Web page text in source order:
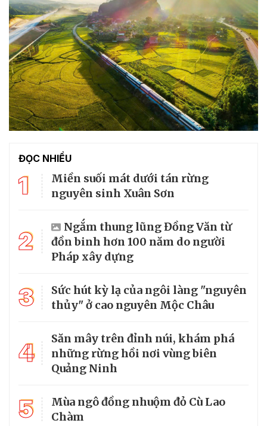
ĐỌC NHIỀU
1
Miền suối mát dưới tán rừng
nguyên sinh Xuân Sơn
2
Ngắm thung lũng Đồng Văn từ
đồn binh hơn 100 năm do người
Pháp xây dựng
3
Sức hút kỳ lạ của ngôi làng "nguyên
thủy" ở cao nguyên Mộc Châu
4
Săn mây trên đỉnh núi, khám phá
những rừng hồi nơi vùng biên
Quảng Ninh
5
Mùa ngô đồng nhuộm đỏ Cù Lao
Chàm